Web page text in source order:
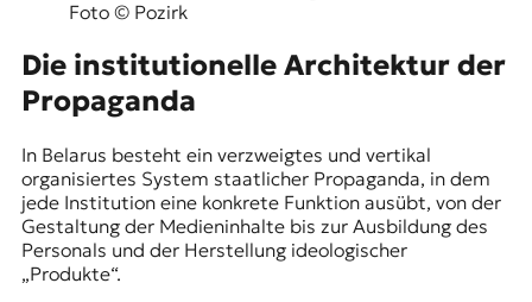
Foto © Pozirk
Die institutionelle Architektur der
Propaganda
In Belarus besteht ein verzweigtes und vertikal
organisiertes System staatlicher Propaganda, in dem
jede Institution eine konkrete Funktion ausübt, von der
Gestaltung der Medieninhalte bis zur Ausbildung des
Personals und der Herstellung ideologischer
„Produkte“.